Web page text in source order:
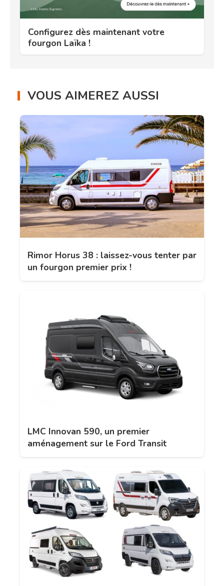
Configurez dès maintenant votre
fourgon Laïka !
VOUS AIMEREZ AUSSI
Rimor Horus 38 : laissez-vous tenter par
un fourgon premier prix !
LMC Innovan 590, un premier
aménagement sur le Ford Transit